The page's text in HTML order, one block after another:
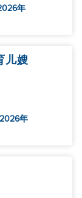
年
儿嫂
年